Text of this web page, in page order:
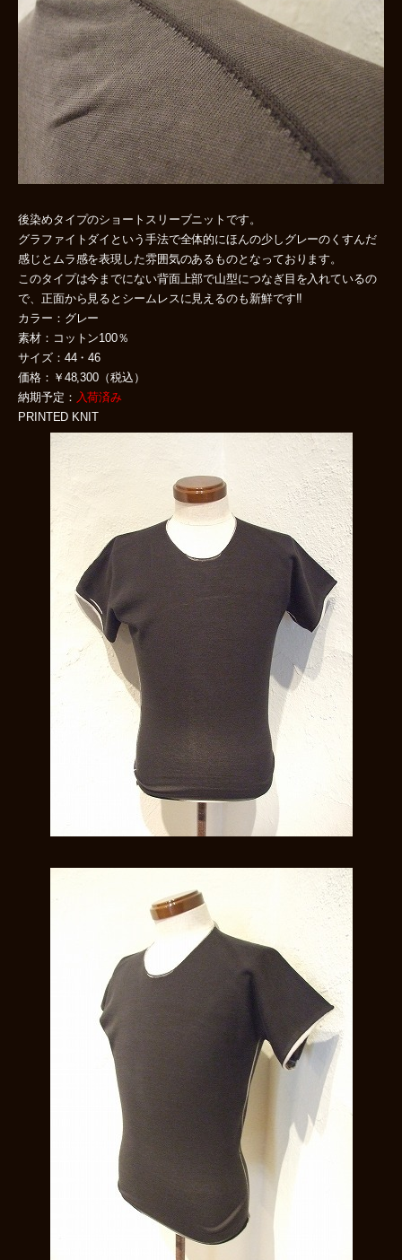
後染めタイプのショートスリーブニットです。
グラファイトダイという手法で全体的にほんの少しグレーのくすんだ
感じとムラ感を表現した雰囲気のあるものとなっております。
このタイプは今までにない背面上部で山型につなぎ目を入れているの
で、正面から見るとシームレスに見えるのも新鮮です!!
カラー：グレー
素材：コットン100％
サイズ：44・46
価格：￥48,300（税込）
納期予定： 入荷済み
PRINTED KNIT